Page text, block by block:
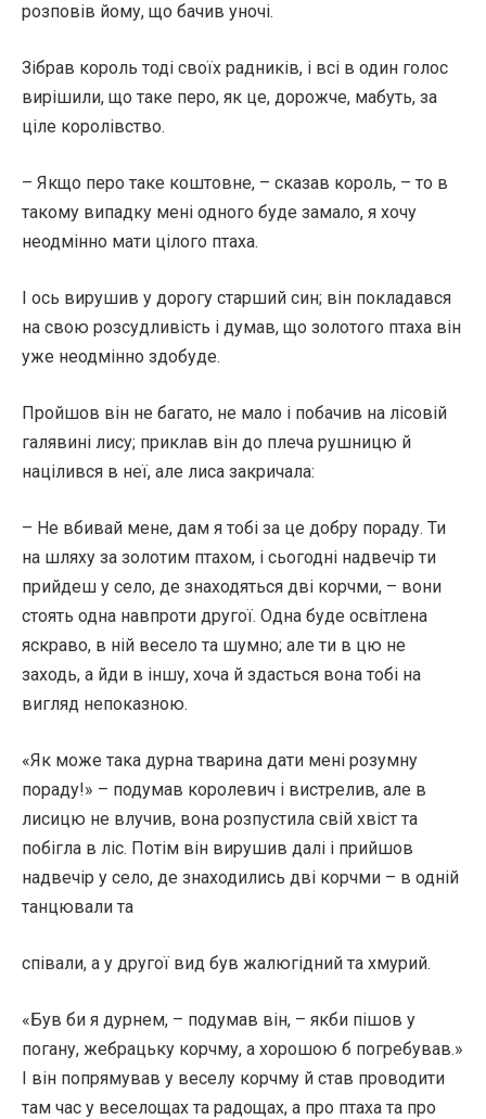
розповів йому, що бачив уночі.
Зібрав король тоді своїх радників, і всі в один голос
вирішили, що таке перо, як це, дорожче, мабуть, за
ціле королівство.
– Якщо перо таке коштовне, – сказав король, – то в
такому випадку мені одного буде замало, я хочу
неодмінно мати цілого птаха.
І ось вирушив у дорогу старший син; він покладався
на свою розсудливість і думав, що золотого птаха він
уже неодмінно здобуде.
Пройшов він не багато, не мало і побачив на лісовій
галявині лису; приклав він до плеча рушницю й
націлився в неї, але лиса закричала:
– Не вбивай мене, дам я тобі за це добру пораду. Ти
на шляху за золотим птахом, і сьогодні надвечір ти
прийдеш у село, де знаходяться дві корчми, – вони
стоять одна навпроти другої. Одна буде освітлена
яскраво, в ній весело та шумно; але ти в цю не
заходь, а йди в іншу, хоча й здасться вона тобі на
вигляд непоказною.
«Як може така дурна тварина дати мені розумну
пораду!» – подумав королевич і вистрелив, але в
лисицю не влучив, вона розпустила свій хвіст та
побігла в ліс. Потім він вирушив далі і прийшов
надвечір у село, де знаходились дві корчми – в одній
танцювали та
співали, а у другої вид був жалюгідний та хмурий.
«Був би я дурнем, – подумав він, – якби пішов у
погану, жебрацьку корчму, а хорошою б погребував.»
І він попрямував у веселу корчму й став проводити
там час у веселощах та радощах, а про птаха та про